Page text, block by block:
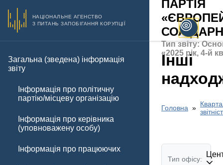
НАЦІОНАЛЬНЕ АГЕНСТВО
З ПИТАНЬ ЗАПОБІГАННЯ КОРУПЦІЇ
Загальна (зведена) інформація
звіту
Інформація про політичну
партію/місцеву організацію
Інформація про керівника
(уповноважену особу)
Інформація про працюючих
ПАРТІЯ
Тип звіту:
«2025 рік, 4-й
Інші
Головна
Тип офісу: